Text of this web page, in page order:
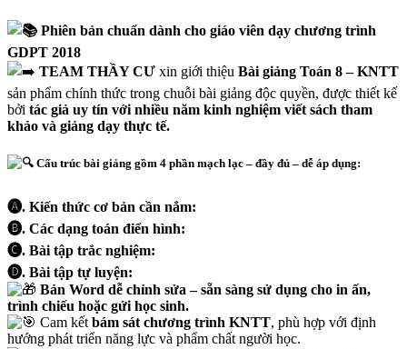
Phiên bản chuẩn dành cho giáo viên dạy chương trình
GDPT 2018
TEAM THẦY CƯ xin giới thiệu Bài giảng Toán 8 – KNTT
sản phẩm chính thức trong chuỗi bài giảng độc quyền, được thiết kế
bởi tác giả uy tín với nhiều năm kinh nghiệm viết sách tham
khảo và giảng dạy thực tế.
Cấu trúc bài giảng gồm 4 phần mạch lạc – đầy đủ – dễ áp dụng:
🅐. Kiến thức cơ bản cần nắm:
🅑. Các dạng toán điển hình:
🅒. Bài tập trắc nghiệm:
🅓. Bài tập tự luyện:
Bản Word dễ chỉnh sửa – sẵn sàng sử dụng cho in ấn,
trình chiếu hoặc gửi học sinh.
Cam kết bám sát chương trình KNTT, phù hợp với định
hướng phát triển năng lực và phẩm chất người học.